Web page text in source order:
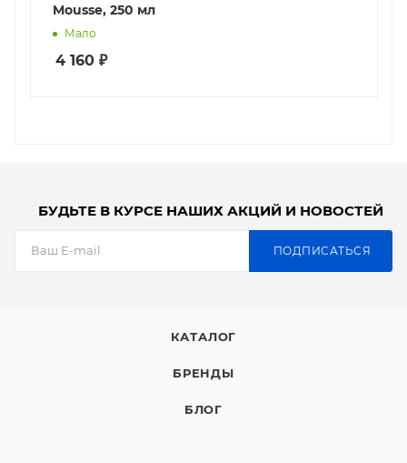
Mousse, 250 мл
Мало
4 160 ₽
БУДЬТЕ В КУРСЕ НАШИХ АКЦИЙ И НОВОСТЕЙ
ПОДПИСАТЬСЯ
КАТАЛОГ
БРЕНДЫ
БЛОГ